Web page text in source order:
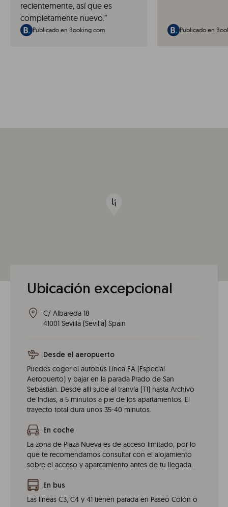
recientemente, así que es
completamente nuevo.”
Publicado en Booking.com Publicado en
Ubicación excepcional
C/ Albareda 18
41001 Sevilla (Sevilla) Spain
Desde el aeropuerto
Puedes coger el autobús Línea EA (Especial
Aeropuerto) y bajar en la parada Prado de San
Sebastián. Desde allí sube al tranvía (T1) hasta Archivo
de Indias, a 5 minutos a pie de los apartamentos. El
trayecto total dura unos 35-40 minutos.
En coche
La zona de Plaza Nueva es de acceso limitado, por lo
que te recomendamos consultar con el alojamiento
sobre el acceso y aparcamiento antes de tu llegada.
En bus
Las líneas C3, C4 y 41 tienen parada en Paseo Colón o